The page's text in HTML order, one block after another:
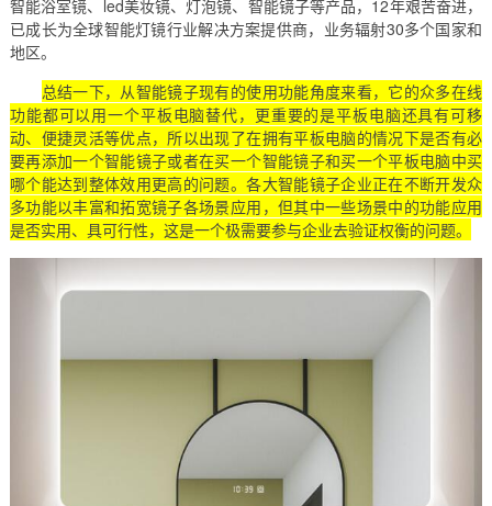
智能浴室镜、led美妆镜、灯泡镜、智能镜子等产品，12年艰苦奋进，
已成长为全球智能灯镜行业解决方案提供商，业务辐射30多个国家和
地区。
总结一下，从智能镜子现有的使用功能角度来看，它的众多在线
功能都可以用一个平板电脑替代，更重要的是平板电脑还具有可移
动、便捷灵活等优点，所以出现了在拥有平板电脑的情况下是否有必
要再添加一个智能镜子或者在买一个智能镜子和买一个平板电脑中买
哪个能达到整体效用更高的问题。各大智能镜子企业正在不断开发众
多功能以丰富和拓宽镜子各场景应用，但其中一些场景中的功能应用
是否实用、具可行性，这是一个极需要参与企业去验证权衡的问题。